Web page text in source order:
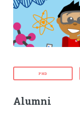
PHD
Alumni